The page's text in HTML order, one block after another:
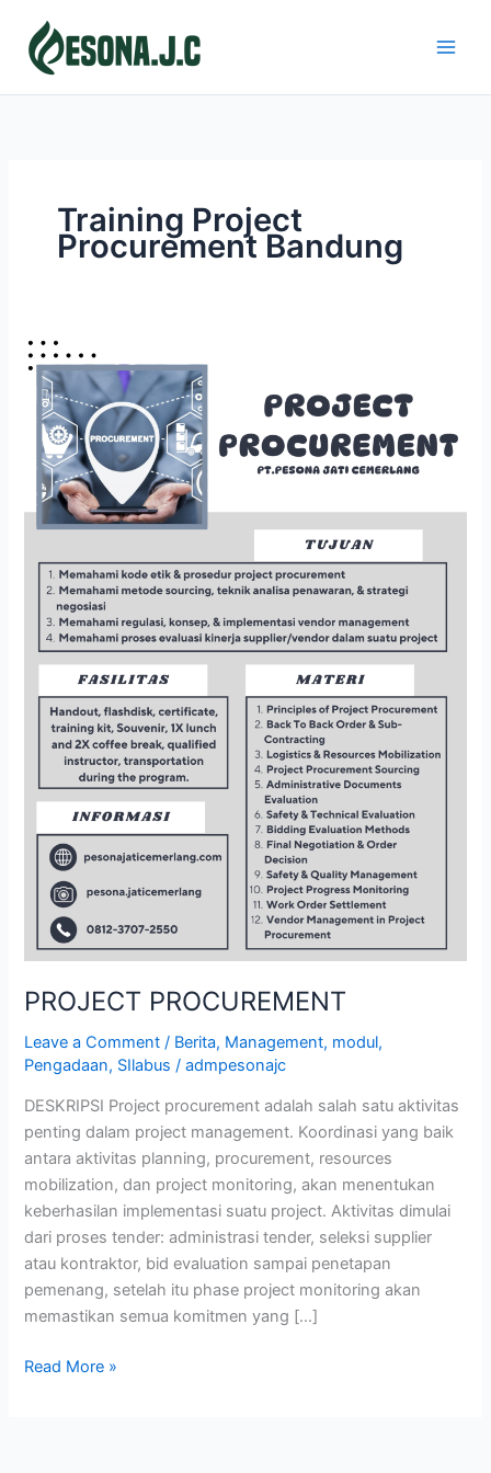
content
Training Project
Procurement Bandung
PROJECT PROCUREMENT
Leave a Comment / Berita, Management, modul,
Pengadaan, SIlabus /admpesonajc
DESKRIPSI Project procurement adalah salah satu aktivitas
penting dalam project management. Koordinasi yang baik
antara aktivitas planning, procurement, resources
mobilization, dan project monitoring, akan menentukan
keberhasilan implementasi suatu project. Aktivitas dimulai
dari proses tender: administrasi tender, seleksi supplier
atau kontraktor, bid evaluation sampai penetapan
pemenang, setelah itu phase project monitoring akan
memastikan semua komitmen yang […]
PROJECT
PROCUREMENT
Read More »